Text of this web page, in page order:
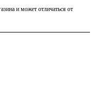
и может отличаться от